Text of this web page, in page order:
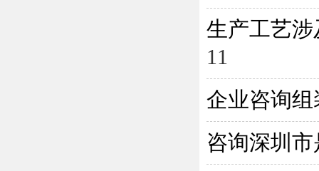
生产工艺
11
企业咨询
咨询深圳